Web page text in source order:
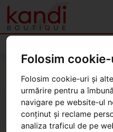
Folosim
Folosim cookie-uri și
urmărire pentru a
navigare pe website-ul
conținut și reclame
analiza traficul de pe
Kandi Boutique Produse